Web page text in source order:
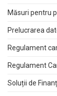
Măsuri pentru
Prelucrarea
Regulament
Regulament
Soluții de